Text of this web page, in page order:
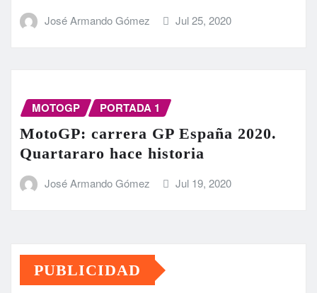
José Armando Gómez Jul 25, 2020
MOTOGP PORTADA 1
MotoGP: carrera GP España 2020.
Quartararo hace historia
José Armando Gómez Jul 19, 2020
PUBLICIDAD